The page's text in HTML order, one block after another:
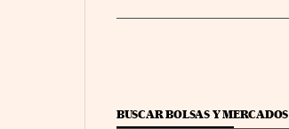
BUSCAR BOLSAS Y MERCADOS